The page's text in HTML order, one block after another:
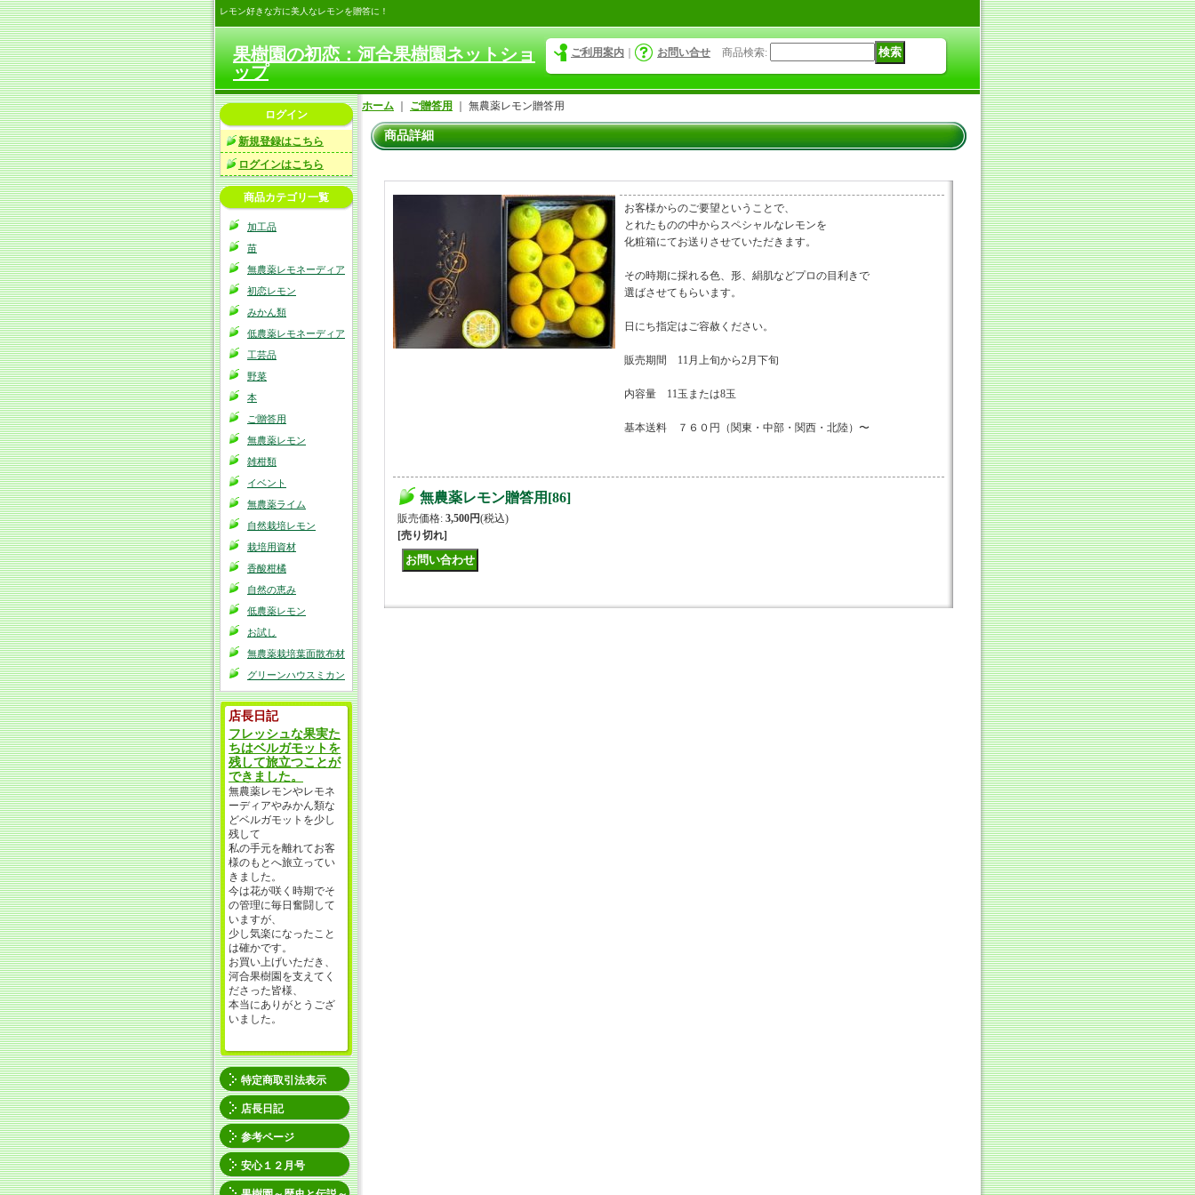
レモン好きな方に美人なレモンを贈答に！
果樹園の初恋：河合果樹園ネットショ
ップ
ご利用案内 お問い合せ 商品検索:
ログイン
新規登録はこちら
ログインはこちら
商品カテゴリ一覧
加工品
苗
無農薬レモネーディア
初恋レモン
みかん類
低農薬レモネーディア
工芸品
野菜
本
ご贈答用
無農薬レモン
雑柑類
イベント
無農薬ライム
自然栽培レモン
栽培用資材
香酸柑橘
自然の恵み
低農薬レモン
お試し
無農薬栽培葉面散布材
グリーンハウスミカン
店長日記
フレッシュな果実た
ちはベルガモットを
残して旅立つことが
できました。
無農薬レモンやレモネ
ーディアやみかん類な
どベルガモットを少し
残して
私の手元を離れてお客
様のもとへ旅立ってい
きました。
今は花が咲く時期でそ
の管理に毎日奮闘して
いますが、
少し気楽になったこと
は確かです。
お買い上げいただき、
河合果樹園を支えてく
ださった皆様、
本当にありがとうござ
いました。
特定商取引法表示
店長日記
参考ページ
安心１２月号
ホーム ご贈答用 無農薬レモン贈答用
商品詳細
お客様からのご要望ということで、
とれたものの中からスペシャルなレモンを
化粧箱にてお送りさせていただきます。
その時期に採れる色、形、絹肌などプロの目利きで
選ばさせてもらいます。
日にち指定はご容赦ください。
販売期間 11月上旬から2月下旬
内容量 11玉または8玉
基本送料 ７６０円（関東・中部・関西・北陸）〜
無農薬レモン贈答用 [86]
販売価格: 3,500円(税込)
[売り切れ]